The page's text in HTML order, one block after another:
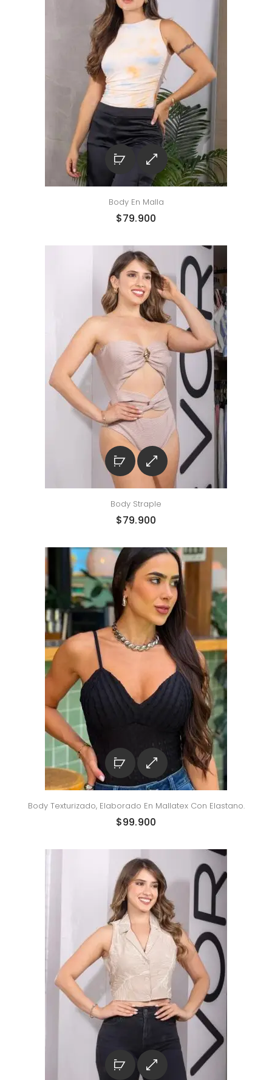
Body En Malla
$79.900
Body Straple
$79.900
Body Texturizado, Elaborado En Mallatex Con Elastano.
$99.900